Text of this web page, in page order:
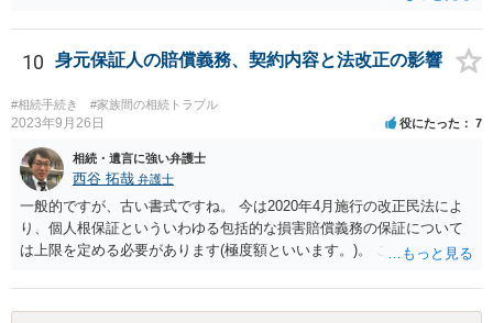
士が主張書面の提出を渋っているようですが、弁護士として提出の実
益がないと考えている可能性もあると思いますので、そのあたりも含
います。単に面倒臭いということで書面提出をしないということであ
れば、当該弁護士との委任関係を修了した上で、貴方のほうで書面提
出することを検討なさった方がよいでしょう。
10 身元保証人の賠償義務、契約内容と法改正の影響
#相続手続き #家族間の相続トラブル
2023年9月26日 役にたった 7
相続・遺言に強い弁護士
西谷 拓哉 弁護士
一般的ですが、古い書式ですね。 今は2020年4月施行の改正民法によ
り、個人根保証といういわゆる包括的な損害賠償義務の保証について
は上限を定める必要があります(極度額といいます。)。 この書式にサ
り、会社側は請求できない可能性が高そうです。